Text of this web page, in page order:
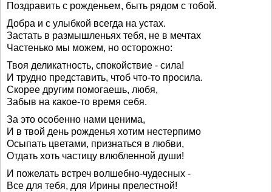
Поздравить с рожденьем, быть рядом с тобой.
Добра и с улыбкой всегда на устах.
Застать в размышленьях тебя, не в мечтах
Частенько мы можем, но осторожно:
Твоя деликатность, спокойствие - сила!
И трудно представить, чтоб что-то просила.
Скорее другим помогаешь, любя,
Забыв на какое-то время себя.
За это особенно нами ценима,
И в твой день рожденья хотим нестерпимо
Осыпать цветами, признаться в любви,
Отдать хоть частицу влюбленной души!
И пожелать встреч волшебно-чудесных -
Все для тебя, для Ирины прелестной!